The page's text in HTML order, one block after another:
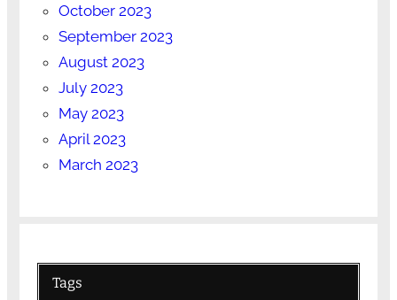
October 2023
September 2023
August 2023
July 2023
May 2023
April 2023
March 2023
Tags